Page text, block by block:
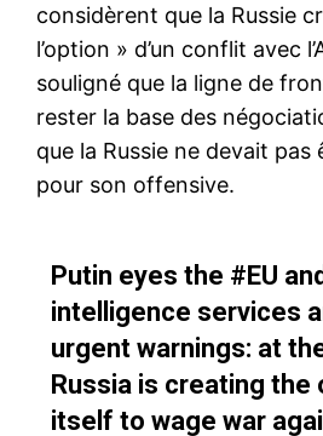
considèrent que la Russie
l’option » d’un conflit avec
souligné que la ligne de
rester la base des
que la Russie ne devait
pour son offensive.
Putin eyes the #EU and
intelligence services
urgent warnings: at
Russia is creating the
itself to wage war